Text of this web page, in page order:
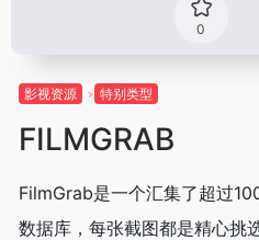
0
影视资源 特别类型
FILMGRAB
FilmGrab是一个汇集了超过
数据库，每张截图都是精心挑